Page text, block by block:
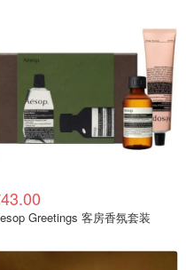
Greetings 客房香氛套装